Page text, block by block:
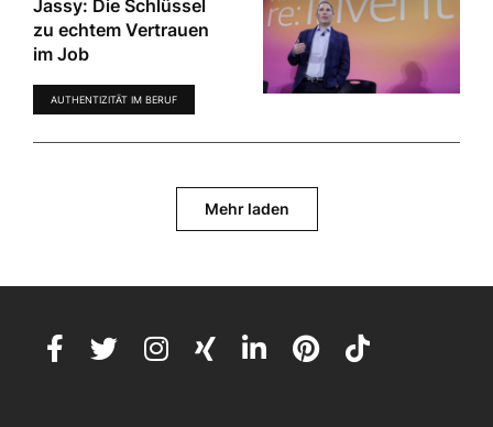
Jassy: Die Schlüssel
zu echtem Vertrauen
im Job
AUTHENTIZITÄT IM BERUF
Mehr laden